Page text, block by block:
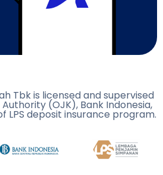
Tbk is licensed and supervised
(OJK), Bank Indonesia,
LPS deposit insurance program.